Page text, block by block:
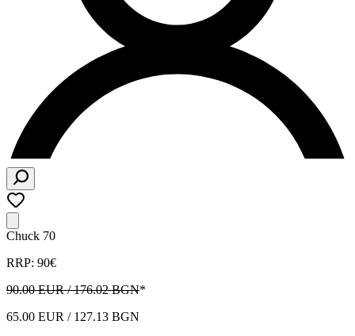
Chuck 70
RRP: 90€
90.00 EUR / 176.02 BGN*
65.00 EUR / 127.13 BGN